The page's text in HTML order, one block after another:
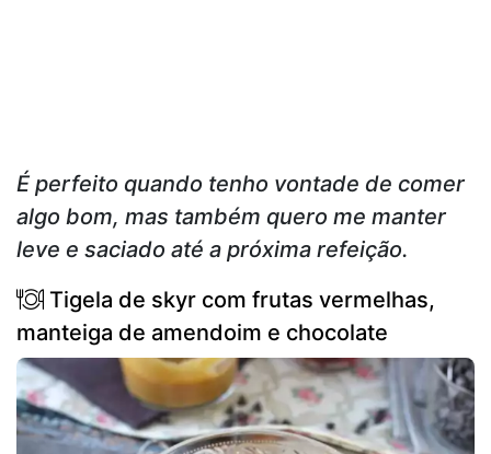
É perfeito quando tenho vontade de comer
algo bom, mas também quero me manter
leve e saciado até a próxima refeição.
Tigela de skyr com frutas vermelhas,
manteiga de amendoim e chocolate